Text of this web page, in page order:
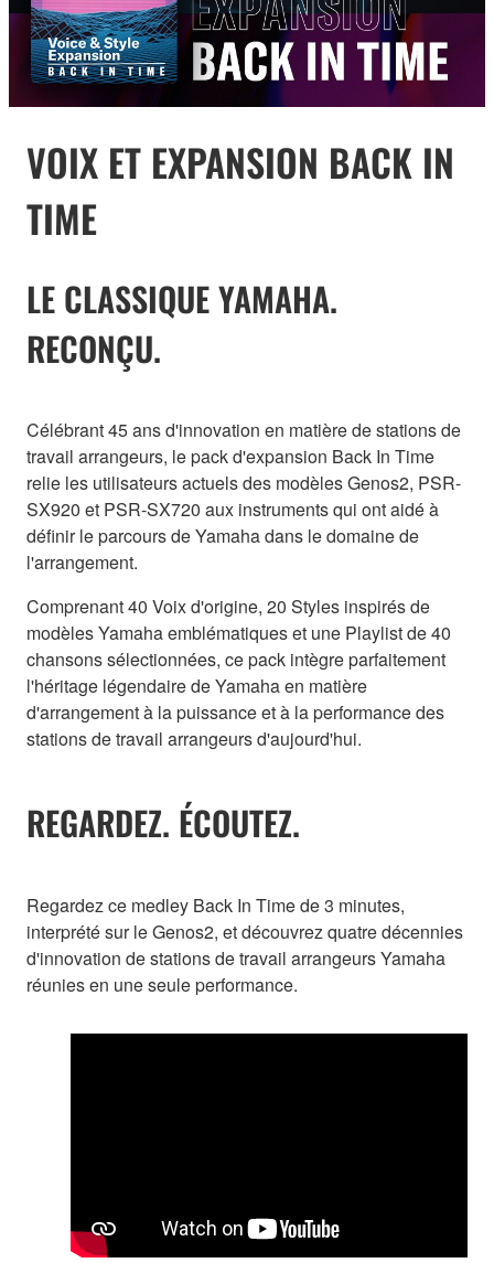
VOIX ET EXPANSION BACK IN
TIME
LE CLASSIQUE YAMAHA.
RECONÇU.
Célébrant 45 ans d'innovation en matière de stations de
travail arrangeurs, le pack d'expansion Back In Time
relie les utilisateurs actuels des modèles Genos2, PSR-
SX920 et PSR-SX720 aux instruments qui ont aidé à
définir le parcours de Yamaha dans le domaine de
l'arrangement.
Comprenant 40 Voix d'origine, 20 Styles inspirés de
modèles Yamaha emblématiques et une Playlist de 40
chansons sélectionnées, ce pack intègre parfaitement
l'héritage légendaire de Yamaha en matière
d'arrangement à la puissance et à la performance des
stations de travail arrangeurs d'aujourd'hui.
REGARDEZ. ÉCOUTEZ.
Regardez ce medley Back In Time de 3 minutes,
interprété sur le Genos2, et découvrez quatre décennies
d'innovation de stations de travail arrangeurs Yamaha
réunies en une seule performance.